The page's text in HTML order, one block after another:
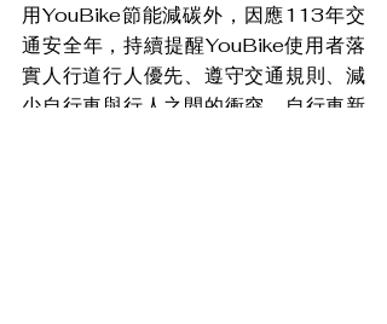
用YouBike節能減碳外，因應113年交
通安全年，持續提醒YouBike使用者落
實人行道行人優先、遵守交通規則、減
少自行車與行人之間的衝突，自行車新